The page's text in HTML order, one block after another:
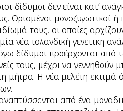
δίδυμοι δεν είναι κατ’
Ορισμένοι μονοζυγωτικοί
τους, οι οποίες
νέα ισλανδική γενετική
δίδυμοι προέρχονται από
τους, μέχρι να γεννηθούν
μήτρα. Η νέα μελέτη εκτιμά
από ένα